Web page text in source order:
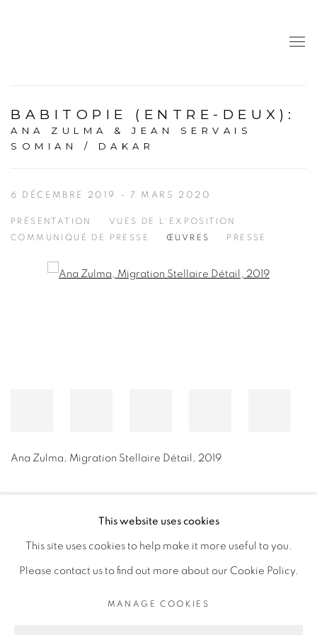
BABITOPIE (ENTRE-DEUX) :
ANA ZULMA & JEAN SERVAIS
SOMIAN / DAKAR
6 DÉCEMBRE 2019 - 7 MARS 2020
PRÉSENTATION
VUES DE L'EXPOSITION
COMMUNIQUÉ DE PRESSE
ŒUVRES PRESSE
Open a larger version of the following image in a popup:
Ana Zulma Migration Stellaire Détail 2019
MANAGE COOKIES
COPYRIGHT © 2026 GALERIE CÉCILE FAKHOURY
SITE BY ARTLOGIC
This website uses cookies
This site uses cookies to help make it more useful to you.
Please contact us to find out more about our Cookie Policy.
MANAGE COOKIES